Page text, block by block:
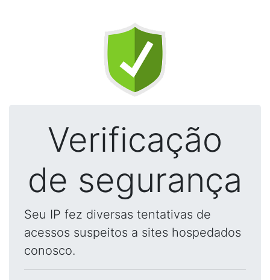
Verificação
de segurança
Seu IP fez diversas tentativas de
acessos suspeitos a sites hospedados
conosco.